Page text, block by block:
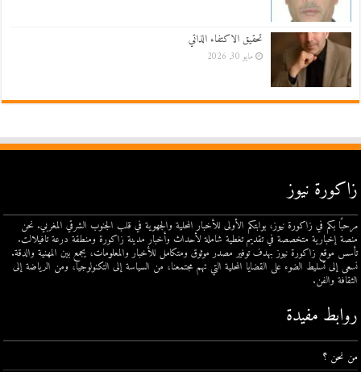
تحقيق الاكتفاء الذاتي
مايو 30, 2026
زاكورة نيوز
مرحبًا بكم في زاكورة نيوز، بوابتكم الأولى للأخبار المحلية والجهوية في قلب الجنوب الشرقي المغربي. نحن
منصة إخبارية متخصصة في تقديم تغطية شاملة لأحداث وأخبار مدينة زاكورة ومنطقة درعة تافيلالت.
تأسس موقع زاكورة نيوز بهدف توفير مصدر موثوق ومتكامل للأخبار والمعلومات، يجمع بين المهنية والدقة.
نسعى إلى تسليط الضوء على القضايا المحلية التي تهم مجتمعنا، من السياسة إلى التكنولوجيا، ومن الرياضة إلى
الثقافة والفن.
روابط مفيدة
من نحن ؟